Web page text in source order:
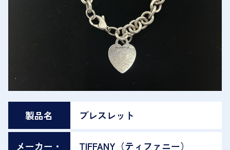
製品名 ブレスレット
メーカー・
TIFFANY（ティファニー）